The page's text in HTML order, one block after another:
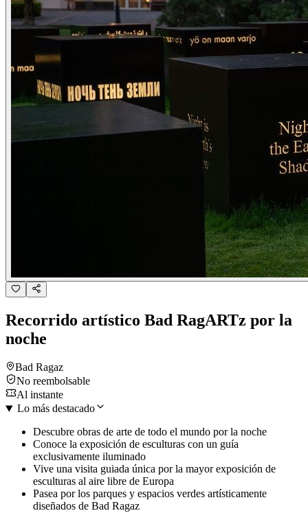
Recorrido artístico Bad RagARTz por la
noche
Bad Ragaz
No reembolsable
Al instante
Lo más destacado
Descubre obras de arte de todo el mundo por la noche
Conoce la exposición de esculturas con un guía
exclusivamente iluminado
Vive una visita guiada única por la mayor exposición de
esculturas al aire libre de Europa
Pasea por los parques y espacios verdes artísticamente
diseñados de Bad Ragaz